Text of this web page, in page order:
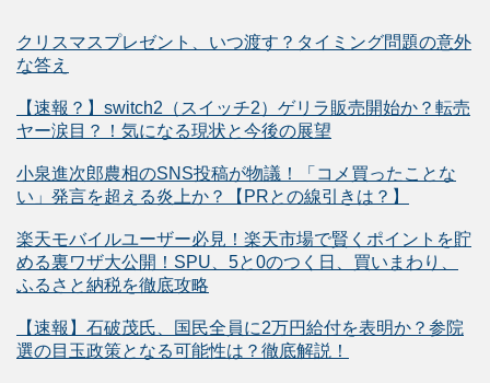
クリスマスプレゼント、いつ渡す？タイミング問題の意外
な答え
【速報？】switch2（スイッチ2）ゲリラ販売開始か？転売
ヤー涙目？！気になる現状と今後の展望
小泉進次郎農相のSNS投稿が物議！「コメ買ったことな
い」発言を超える炎上か？【PRとの線引きは？】
楽天モバイルユーザー必見！楽天市場で賢くポイントを貯
める裏ワザ大公開！SPU、5と0のつく日、買いまわり、
ふるさと納税を徹底攻略
【速報】石破茂氏、国民全員に2万円給付を表明か？参院
選の目玉政策となる可能性は？徹底解説！